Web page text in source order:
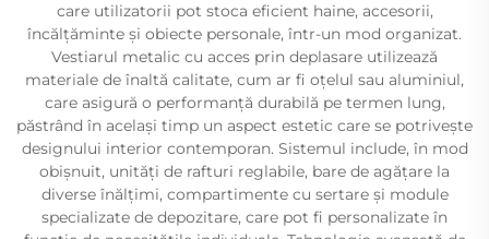
care utilizatorii pot stoca eficient haine, accesorii,
încălțăminte și obiecte personale, într-un mod organizat.
Vestiarul metalic cu acces prin deplasare utilizează
materiale de înaltă calitate, cum ar fi oțelul sau aluminiul,
care asigură o performanță durabilă pe termen lung,
păstrând în același timp un aspect estetic care se potrivește
designului interior contemporan. Sistemul include, în mod
obișnuit, unități de rafturi reglabile, bare de agățare la
diverse înălțimi, compartimente cu sertare și module
specializate de depozitare, care pot fi personalizate în